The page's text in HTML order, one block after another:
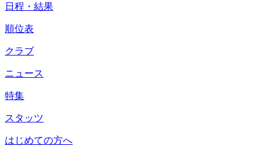
日程・結果
順位表
クラブ
ニュース
特集
スタッツ
はじめての方へ